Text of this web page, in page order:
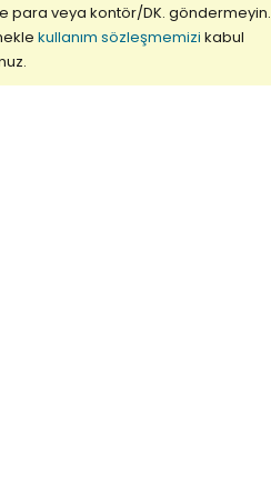
para veya kontör/DK. göndermeyin.
kullanım sözleşmemizi kabul